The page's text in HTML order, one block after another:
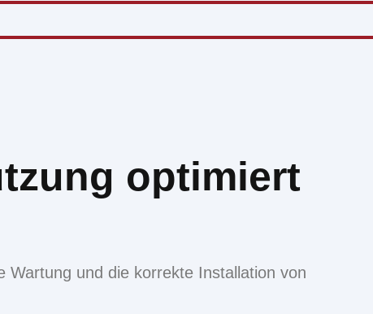
optimiert
Wartung und die korrekte Installation von